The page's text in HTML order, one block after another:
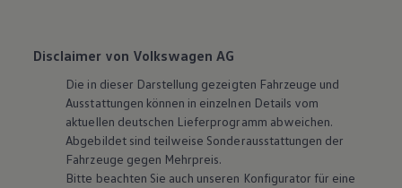
Disclaimer von Volkswagen AG
Die in dieser Darstellung gezeigten Fahrzeuge und
Ausstattungen können in einzelnen Details vom
aktuellen deutschen Lieferprogramm abweichen.
Abgebildet sind teilweise Sonderausstattungen der
Fahrzeuge gegen Mehrpreis.
Bitte beachten Sie auch unseren Konfigurator für eine